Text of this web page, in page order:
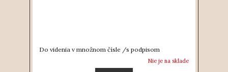
Do videnia v množnom čísle /s podpisom
Nie je na sklade